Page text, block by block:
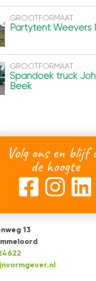
GROOTFORMAAT
Partytent Weevers
GROOTFORMAAT
Spandoek truck
Beek
13
Volg ons en blijf
de hoogte
een grafisch bedrijf met
achter
Erik Tijsma. Beiden
in ontwerpen en